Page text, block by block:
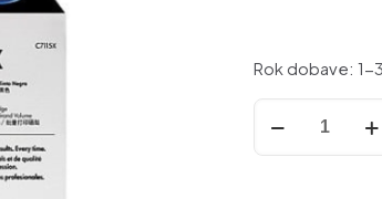
Rok dobave: 1-
Toner
HP
15X